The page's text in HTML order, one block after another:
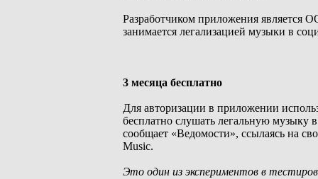
Разработчиком приложения является
занимается легализацией музыки в
3 месяца бесплатно
Для авторизации в приложении
бесплатно слушать легальную музыку
сообщает «Ведомости», ссылаясь на
Music.
Это один из экспериментов в